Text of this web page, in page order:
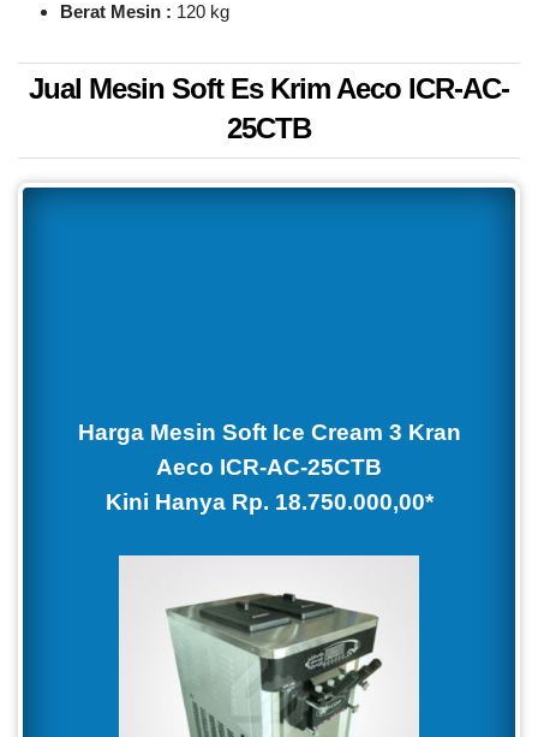
Berat Mesin : 120 kg
Jual Mesin Soft Es Krim Aeco ICR-AC-
25CTB
Harga Mesin Soft Ice Cream 3 Kran
Aeco ICR-AC-25CTB
Kini Hanya Rp. 18.750.000,00*